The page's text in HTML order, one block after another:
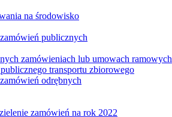
na środowisko
publicznych
zamówieniach lub umowach ramowych
transportu zbiorowego
odrębnych
zamówień na rok 2022